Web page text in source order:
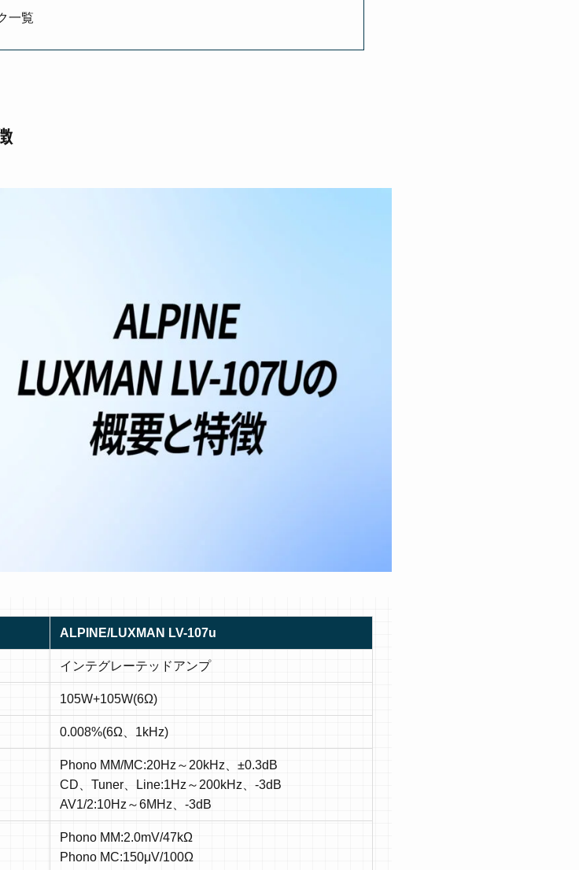
一覧
ALPINE/LUXMAN LV-107u
インテグレーテッドアンプ
105W+105W(6Ω)
0.008%(6Ω、1kHz)
Phono MM/MC:20Hz～20kHz、±0.3dB
CD、Tuner、Line:1Hz～200kHz、-3dB
AV1/2:10Hz～6MHz、-3dB
Phono MM:2.0mV/47kΩ
Phono MC:150μV/100Ω